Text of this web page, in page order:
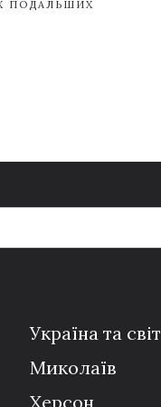
ПОДАЛЬШИХ
Україна та світ
Миколаїв
Херсон